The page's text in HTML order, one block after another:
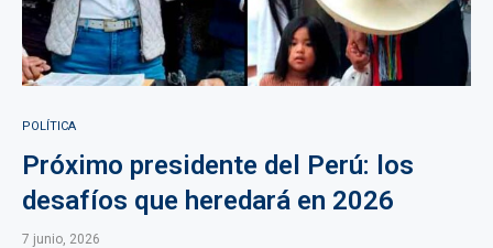
POLÍTICA
Próximo presidente del Perú: los
desafíos que heredará en 2026
7 junio, 2026